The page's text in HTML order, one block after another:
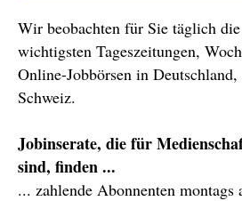
Wir beobachten für Sie täglich
wichtigsten Tageszeitungen,
Online-Jobbörsen in
Schweiz.
Jobinserate, die für
sind, finden ...
... zahlende Abonnenten montags